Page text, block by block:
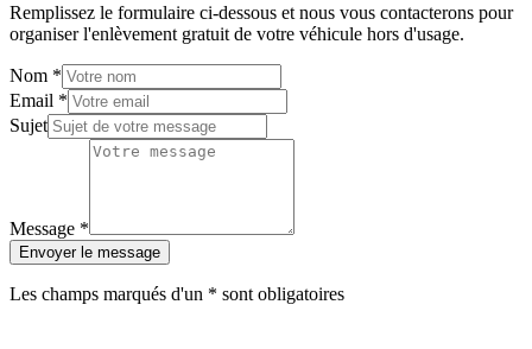
Remplissez le formulaire ci-dessous et nous vous contacterons pour
organiser l'enlèvement gratuit de votre véhicule hors d'usage.
Nom *
Email *
Sujet
Message *
Envoyer le message
Les champs marqués d'un * sont obligatoires